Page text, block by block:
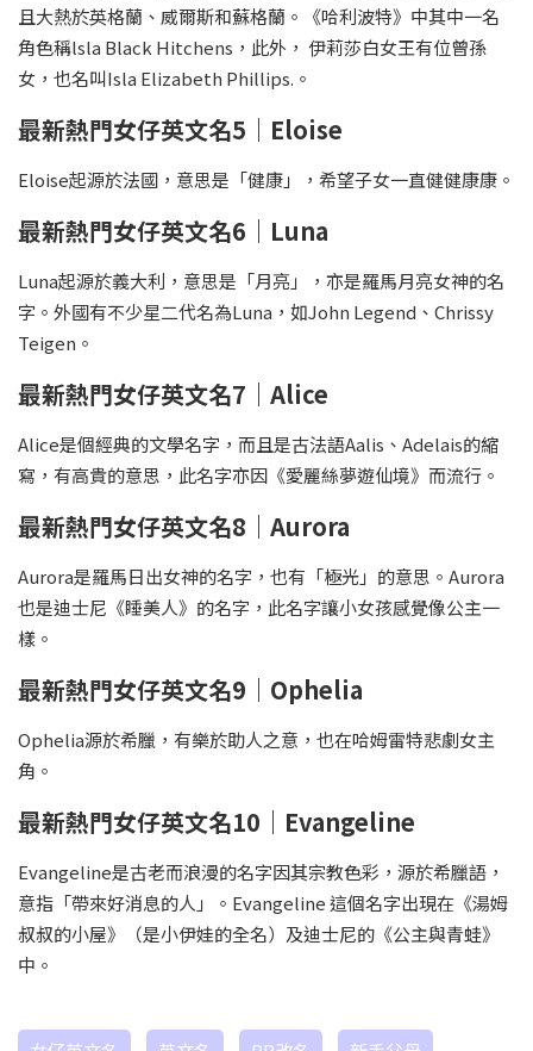
且大熱於英格蘭、威爾斯和蘇格蘭。《哈利波特》中其中一名
角色稱lsla Black Hitchens，此外， 伊莉莎白女王有位曾孫
女，也名叫Isla Elizabeth Phillips.。
最新熱門女仔英文名5｜Eloise
Eloise起源於法國，意思是「健康」，希望子女一直健健康康。
最新熱門女仔英文名6｜Luna
Luna起源於義大利，意思是「月亮」，亦是羅馬月亮女神的名
字。外國有不少星二代名為Luna，如John Legend、Chrissy
Teigen。
最新熱門女仔英文名7｜Alice
Alice是個經典的文學名字，而且是古法語Aalis、Adelais的縮
寫，有高貴的意思，此名字亦因《愛麗絲夢遊仙境》而流行。
最新熱門女仔英文名8｜Aurora
Aurora是羅馬日出女神的名字，也有「極光」的意思。Aurora
也是迪士尼《睡美人》的名字，此名字讓小女孩感覺像公主一
樣。
最新熱門女仔英文名9｜Ophelia
Ophelia源於希臘，有樂於助人之意，也在哈姆雷特悲劇女主
角。
最新熱門女仔英文名10｜Evangeline
Evangeline是古老而浪漫的名字因其宗教色彩，源於希臘語，
意指「帶來好消息的人」。Evangeline 這個名字出現在《湯姆
叔叔的小屋》（是小伊娃的全名）及迪士尼的《公主與青蛙》
中。